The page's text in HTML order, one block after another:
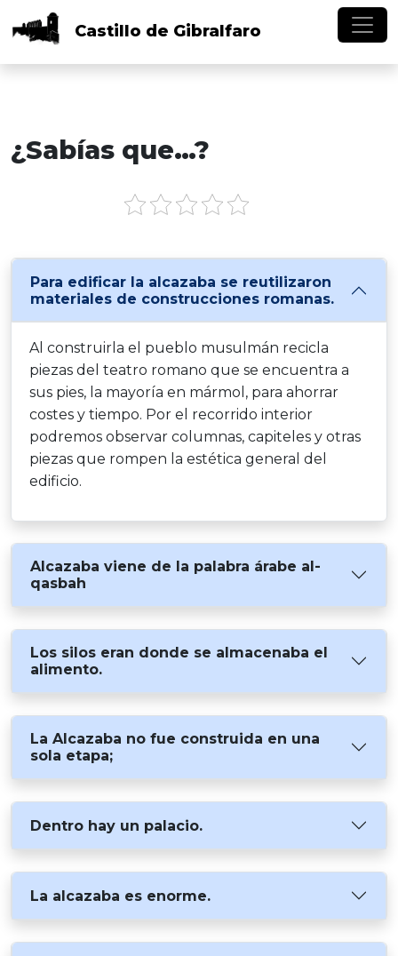
Skip to main content
Castillo de Gibralfaro
¿Sabías que…?
Para edificar la alcazaba se reutilizaron
materiales de construcciones romanas.
Al construirla el pueblo musulmán recicla
piezas del teatro romano que se encuentra a
sus pies, la mayoría en mármol, para ahorrar
costes y tiempo. Por el recorrido interior
podremos observar columnas, capiteles y otras
piezas que rompen la estética general del
edificio.
Alcazaba viene de la palabra árabe al-
qasbah
Los silos eran donde se almacenaba el
alimento.
La Alcazaba no fue construida en una
sola etapa;
Dentro hay un palacio.
La alcazaba es enorme.